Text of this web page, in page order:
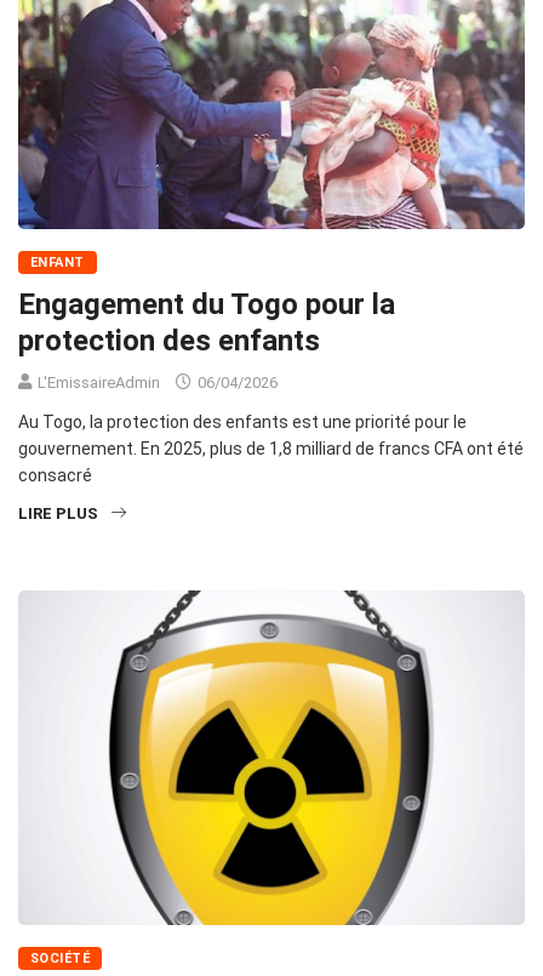
ENFANT
Engagement du Togo pour la
protection des enfants
L'EmissaireAdmin 06/04/2026
Au Togo, la protection des enfants est une priorité pour le
gouvernement. En 2025, plus de 1,8 milliard de francs CFA ont été
consacré
LIRE PLUS
SOCIÉTÉ